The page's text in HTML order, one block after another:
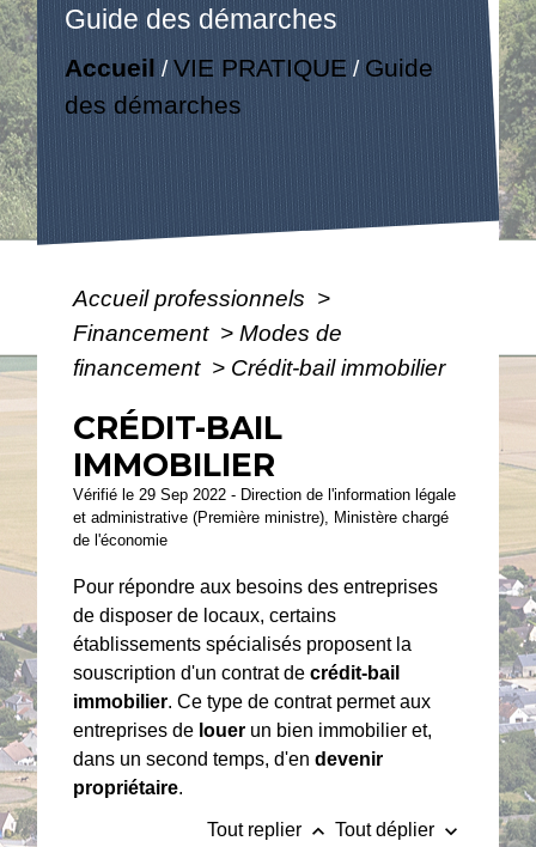
Guide des démarches
Accueil /VIE PRATIQUE / Guide
des démarches
Accueil professionnels >
Financement > Modes de
financement > Crédit-bail immobilier
CRÉDIT-BAIL
IMMOBILIER
Vérifié le 29 Sep 2022 - Direction de l'information légale
et administrative (Première ministre), Ministère chargé
de l'économie
Pour répondre aux besoins des entreprises
de disposer de locaux, certains
établissements spécialisés proposent la
souscription d'un contrat decrédit-bail
immobilier. Ce type de contrat permet aux
entreprises de louer un bien immobilier et,
dans un second temps, d'endevenir
propriétaire.
Tout replier keyboard_arrow_up Tout déplier keyboard_arrow_down